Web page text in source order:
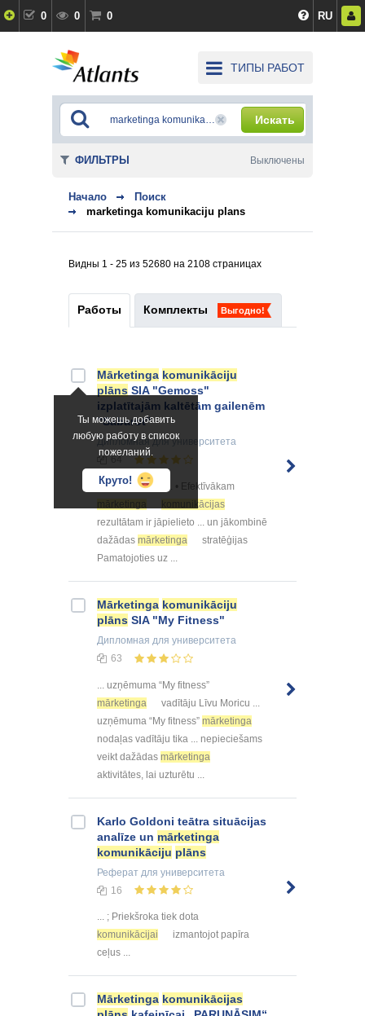
0 0 0 RU
ТИПЫ РАБОТ
Искать
Начало
Поиск
marketinga komunikaciju plans
Видны 1 - 25 из 52680 на 2108 страницах
Работы Комплекты Выгодно!
Ты можешь добавить
любую работу в список
пожеланий.
Круто!
Mārketinga komunikāciju
plāns SIA "Gemoss"
izplatītajām kaltētām gailenēm
"Sabarot"
Дипломнаядля университета
... gan dārgākais. • Efektīvākam
mārketinga
komunikācijas
rezultātam ir jāpielieto ... un jākombinē
dažādas mārketinga
stratēģijas
Pamatojoties uz ...
Mārketinga komunikāciju
plāns SIA "My Fitness"
Дипломная для университета
63
... uzņēmuma “My fitness”
mārketinga
vadītāju Līvu Moricu ...
uzņēmuma “My fitness” mārketinga
nodaļas vadītāju tika ... nepieciešams
veikt dažādas mārketinga
aktivitātes, lai uzturētu ...
Karlo Goldoni teātra situācijas
analīze un mārketinga
komunikāciju plāns
Реферат для университета
16
... ; Priekšroka tiek dota
komunikācijai
izmantojot papīra
ceļus ...
Mārketinga komunikācijas
ФИЛЬТРЫ Выключены